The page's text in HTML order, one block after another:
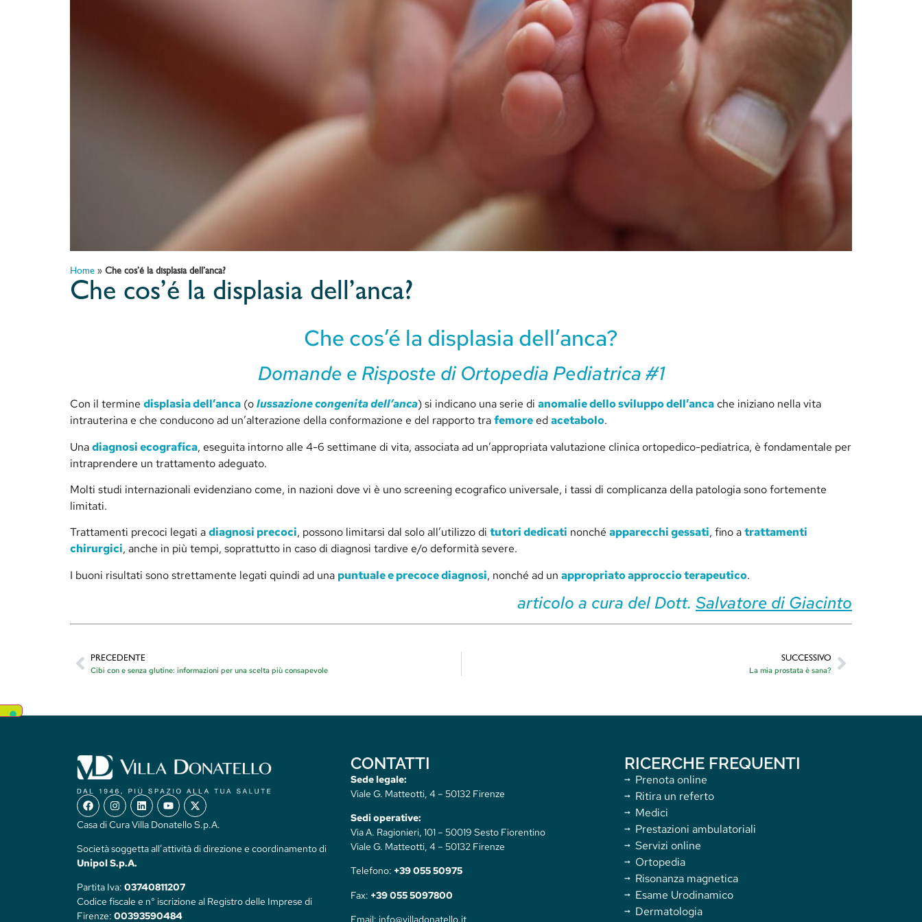
Home » Che cos’é la displasia dell’anca?
Che cos’é la displasia dell’anca?
Che cos’é la displasia dell’anca?
Domande e Risposte di Ortopedia Pediatrica #1
Con il termine displasia dell’anca (olussazione congenita dell’anca) si indicano una serie di anomalie dello sviluppo dell’ancache iniziano nella vita
intrauterina e che conducono ad un’alterazione della conformazione e del rapporto trafemoreedacetabolo.
Unadiagnosi ecografica, eseguita intorno alle 4-6 settimane di vita, associata ad un’appropriata valutazione clinica ortopedico-pediatrica, è fondamentale per
intraprendere un trattamento adeguato.
Molti studi internazionali evidenziano come, in nazioni dove vi è uno screening ecografico universale, i tassi di complicanza della patologia sono fortemente
limitati.
Trattamenti precoci legati adiagnosi precoci, possono limitarsi dal solo all’utilizzo di tutori dedicati nonché apparecchi gessati, fino atrattamenti
chirurgici, anche in più tempi, soprattutto in caso di diagnosi tardive e/o deformità severe.
I buoni risultati sono strettamente legati quindi ad una puntuale e precoce diagnosi, nonché ad un appropriato approccio terapeutico.
articolo a cura del Dott. Salvatore di Giacinto
PRECEDENTE
Cibi con e senza glutine: informazioni per una scelta più consapevole
SUCCESSIVO
La mia prostata è sana?
Casa di Cura Villa Donatello S.p.A.
Società soggetta all’attività di direzione e coordinamento di
Unipol S.p.A.
Partita Iva: 03740811207
Codice fiscale e n° iscrizione al Registro delle Imprese di
Firenze: 00393590484
CONTATTI
Sede legale:
Viale G. Matteotti, 4 – 50132 Firenze
Sedi operative:
Via A. Ragionieri, 101 – 50019 Sesto Fiorentino
Viale G. Matteotti, 4 – 50132 Firenze
Telefono: +39 055 50975
Fax: +39 055 5097800
Email: info@villadonatello.it
RICERCHE FREQUENTI
Prenota online
Ritira un referto
Medici
Prestazioni ambulatoriali
Servizi online
Ortopedia
Risonanza magnetica
Esame Urodinamico
Dermatologia